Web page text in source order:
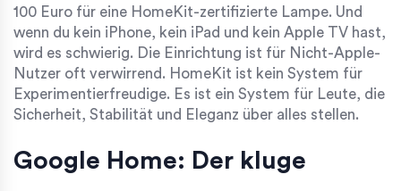
100 Euro für eine HomeKit-zertifizierte Lampe. Und
wenn du kein iPhone, kein iPad und kein Apple TV hast,
wird es schwierig. Die Einrichtung ist für Nicht-Apple-
Nutzer oft verwirrend. HomeKit ist kein System für
Experimentierfreudige. Es ist ein System für Leute, die
Sicherheit, Stabilität und Eleganz über alles stellen.
Google Home: Der kluge